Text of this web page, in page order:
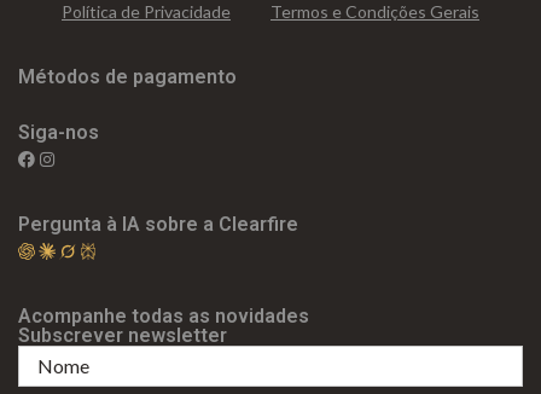
Política de Privacidade Termos e Condições Gerais
Métodos de pagamento
Siga-nos
Pergunta à IA sobre a Clearfire
Acompanhe todas as novidades
Subscrever newsletter